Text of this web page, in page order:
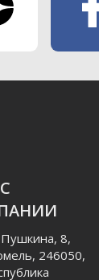
Пушкина, 8,
246050,